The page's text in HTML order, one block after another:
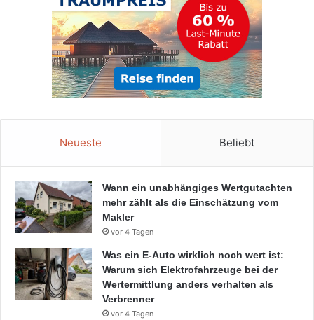
Neueste Beliebt
Wann ein unabhängiges Wertgutachten
mehr zählt als die Einschätzung vom
Makler
vor 4 Tagen
Was ein E-Auto wirklich noch wert ist:
Warum sich Elektrofahrzeuge bei der
Wertermittlung anders verhalten als
Verbrenner
vor 4 Tagen